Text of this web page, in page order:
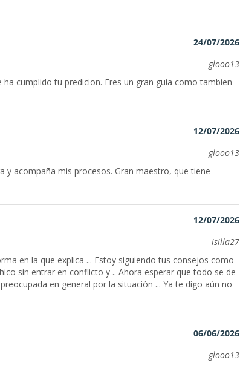
24/07/2026
glooo13
cumplido tu predicion. Eres un gran guia como tambien
12/07/2026
glooo13
y acompaña mis procesos. Gran maestro, que tiene
12/07/2026
isilla27
en la que explica ... Estoy siguiendo tus consejos como
sin entrar en conflicto y .. Ahora esperar que todo se de
en general por la situación ... Ya te digo aún no
06/06/2026
glooo13